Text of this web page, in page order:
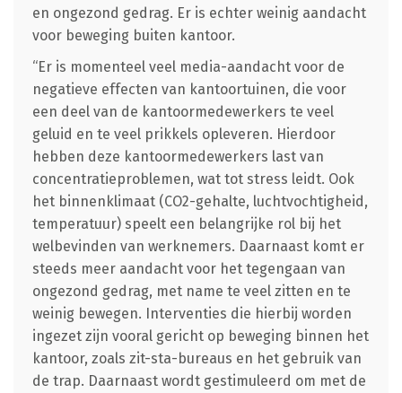
en ongezond gedrag. Er is echter weinig aandacht
voor beweging buiten kantoor.
“Er is momenteel veel media-aandacht voor de
negatieve effecten van kantoortuinen, die voor
een deel van de kantoormedewerkers te veel
geluid en te veel prikkels opleveren. Hierdoor
hebben deze kantoormedewerkers last van
concentratieproblemen, wat tot stress leidt. Ook
het binnenklimaat (CO2-gehalte, luchtvochtigheid,
temperatuur) speelt een belangrijke rol bij het
welbevinden van werknemers. Daarnaast komt er
steeds meer aandacht voor het tegengaan van
ongezond gedrag, met name te veel zitten en te
weinig bewegen. Interventies die hierbij worden
ingezet zijn vooral gericht op beweging binnen het
kantoor, zoals zit-sta-bureaus en het gebruik van
de trap. Daarnaast wordt gestimuleerd om met de